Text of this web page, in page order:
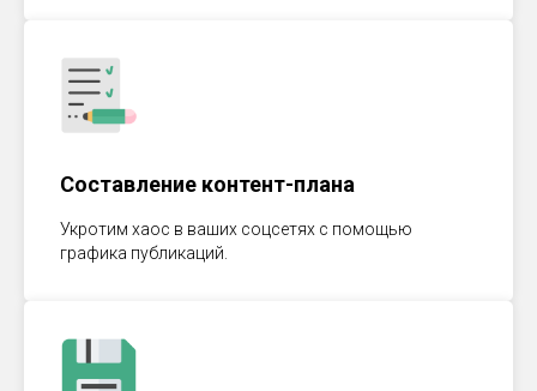
Составление контент-плана
Укротим хаос в ваших соцсетях с помощью
графика публикаций.